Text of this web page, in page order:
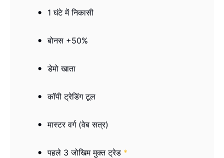
1 घंटे में निकासी
बोनस +50%
डेमो खाता
कॉपी ट्रेडिंग टूल
मास्टर वर्ग (वेब ​​सत्र)
पहले 3 जोखिम मुक्त ट्रेड *